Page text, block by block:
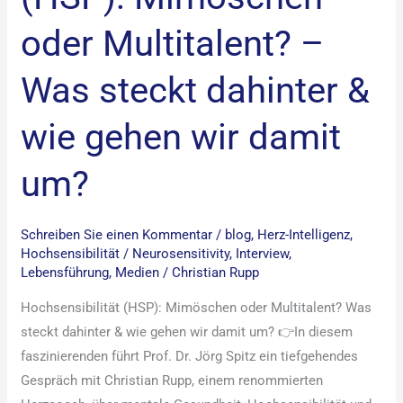
oder Multitalent? –
Was steckt dahinter &
wie gehen wir damit
um?
Schreiben Sie einen Kommentar / blog, Herz-Intelligenz,
Hochsensibilität / Neurosensitivity, Interview,
Lebensführung, Medien /Christian Rupp
Hochsensibilität (HSP): Mimöschen oder Multitalent? Was
steckt dahinter & wie gehen wir damit um? 👉In diesem
faszinierenden führt Prof. Dr. Jörg Spitz ein tiefgehendes
Gespräch mit Christian Rupp, einem renommierten
wir
damit